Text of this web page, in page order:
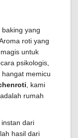
yang
roti yang
untuk
psikologis,
memicu
, kami
rumah
dari
hasil dari